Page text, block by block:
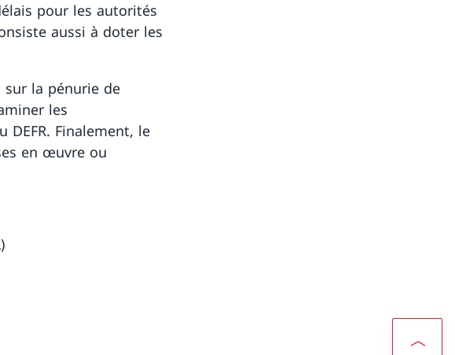
pour les autorités
aussi à doter les
sur la pénurie de
les
DEFR. Finalement, le
en œuvre ou